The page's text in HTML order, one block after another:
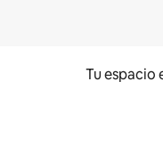
Tu espacio